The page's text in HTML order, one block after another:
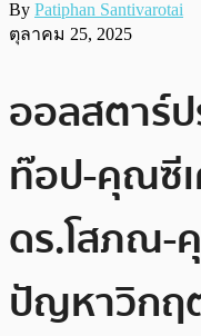
By Patiphan Santivarotai
ตุลาคม 25, 2025
ออลสตาร์
ท๊อป-คุณซี
ดร.โสภณ-
ปัญหาวิกฤ